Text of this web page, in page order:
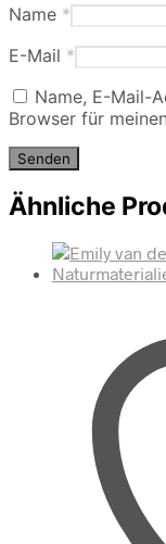
Name *
E-Mail *
Name, E-Mail-
Browser für
Ähnliche